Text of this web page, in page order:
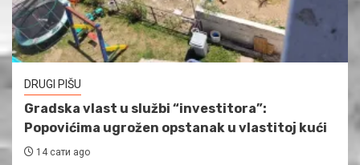
DRUGI PIŠU
Gradska vlast u službi “investitora”:
Popovićima ugrožen opstanak u vlastitoj kući
14 сати ago